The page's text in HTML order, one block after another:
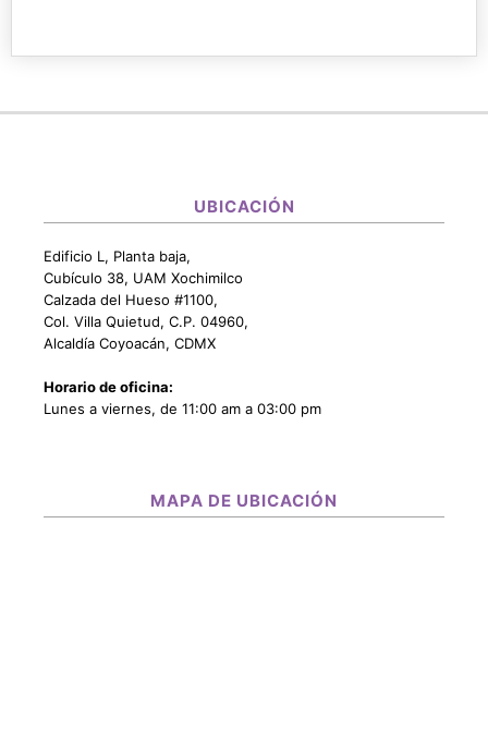
UBICACIÓN
Edificio L, Planta baja,
Cubículo 38, UAM Xochimilco
Calzada del Hueso #1100,
Col. Villa Quietud, C.P. 04960,
Alcaldía Coyoacán, CDMX
Horario de oficina:
Lunes a viernes, de 11:00 am a 03:00 pm
MAPA DE UBICACIÓN